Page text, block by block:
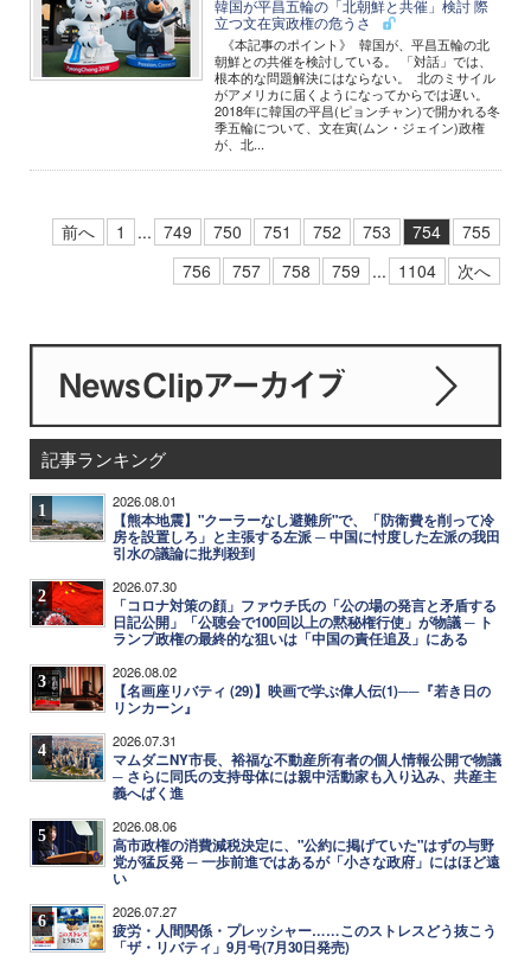
韓国が平昌五輪の「北朝鮮と共催」検討 際
立つ文在寅政権の危うさ
《本記事のポイント》 韓国が、平昌五輪の北
朝鮮との共催を検討している。 「対話」では、
根本的な問題解決にはならない。 北のミサイル
がアメリカに届くようになってからでは遅い。
2018年に韓国の平昌(ピョンチャン)で開かれる冬
季五輪について、文在寅(ムン・ジェイン)政権
が、北...
前へ 1 ... 749 750 751 752 753 754
755
756
757 758 759 ... 1104 次へ
記事ランキング
1 2026.08.01
【熊本地震】"クーラーなし避難所"で、「防衛費を削って冷
房を設置しろ」と主張する左派 ─ 中国に忖度した左派の我田
引水の議論に批判殺到
2 2026.07.30
「コロナ対策の顔」ファウチ氏の「公の場の発言と矛盾する
日記公開」「公聴会で100回以上の黙秘権行使」が物議 ─ ト
ランプ政権の最終的な狙いは「中国の責任追及」にある
3 2026.08.02
【名画座リバティ (29)】映画で学ぶ偉人伝(1)──『若き日の
リンカーン』
4 2026.07.31
マムダニNY市長、裕福な不動産所有者の個人情報公開で物議
─ さらに同氏の支持母体には親中活動家も入り込み、共産主
義へばく進
5 2026.08.06
高市政権の消費減税決定に、"公約に掲げていた"はずの与野
党が猛反発 ─ 一歩前進ではあるが「小さな政府」にはほど遠
い
6 2026.07.27
疲労・人間関係・プレッシャー……このストレスどう抜こう
「ザ・リバティ」9月号(7月30日発売)